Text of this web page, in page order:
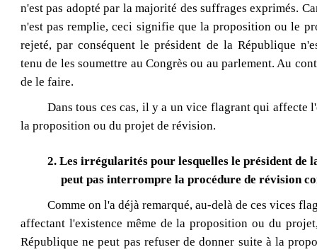
n'est pas adopté par la majorité des suffrages exprimés.
n'est pas remplie, ceci signifie que la proposition ou le
rejeté, par conséquent le président de la République
tenu de les soumettre au Congrès ou au parlement. Au
de le faire.
Dans tous ces cas, il y a un vice flagrantqui affecte
la proposition ou du projet de révision.
2. Les irrégularités pour lesquelles le président de
peut pas interrompre la procédure de révision
Comme on l'a déjà remarqué, au-delà de ces vices
affectant l'existence même de la proposition ou du
République ne peut pas refuser de donner suite à la